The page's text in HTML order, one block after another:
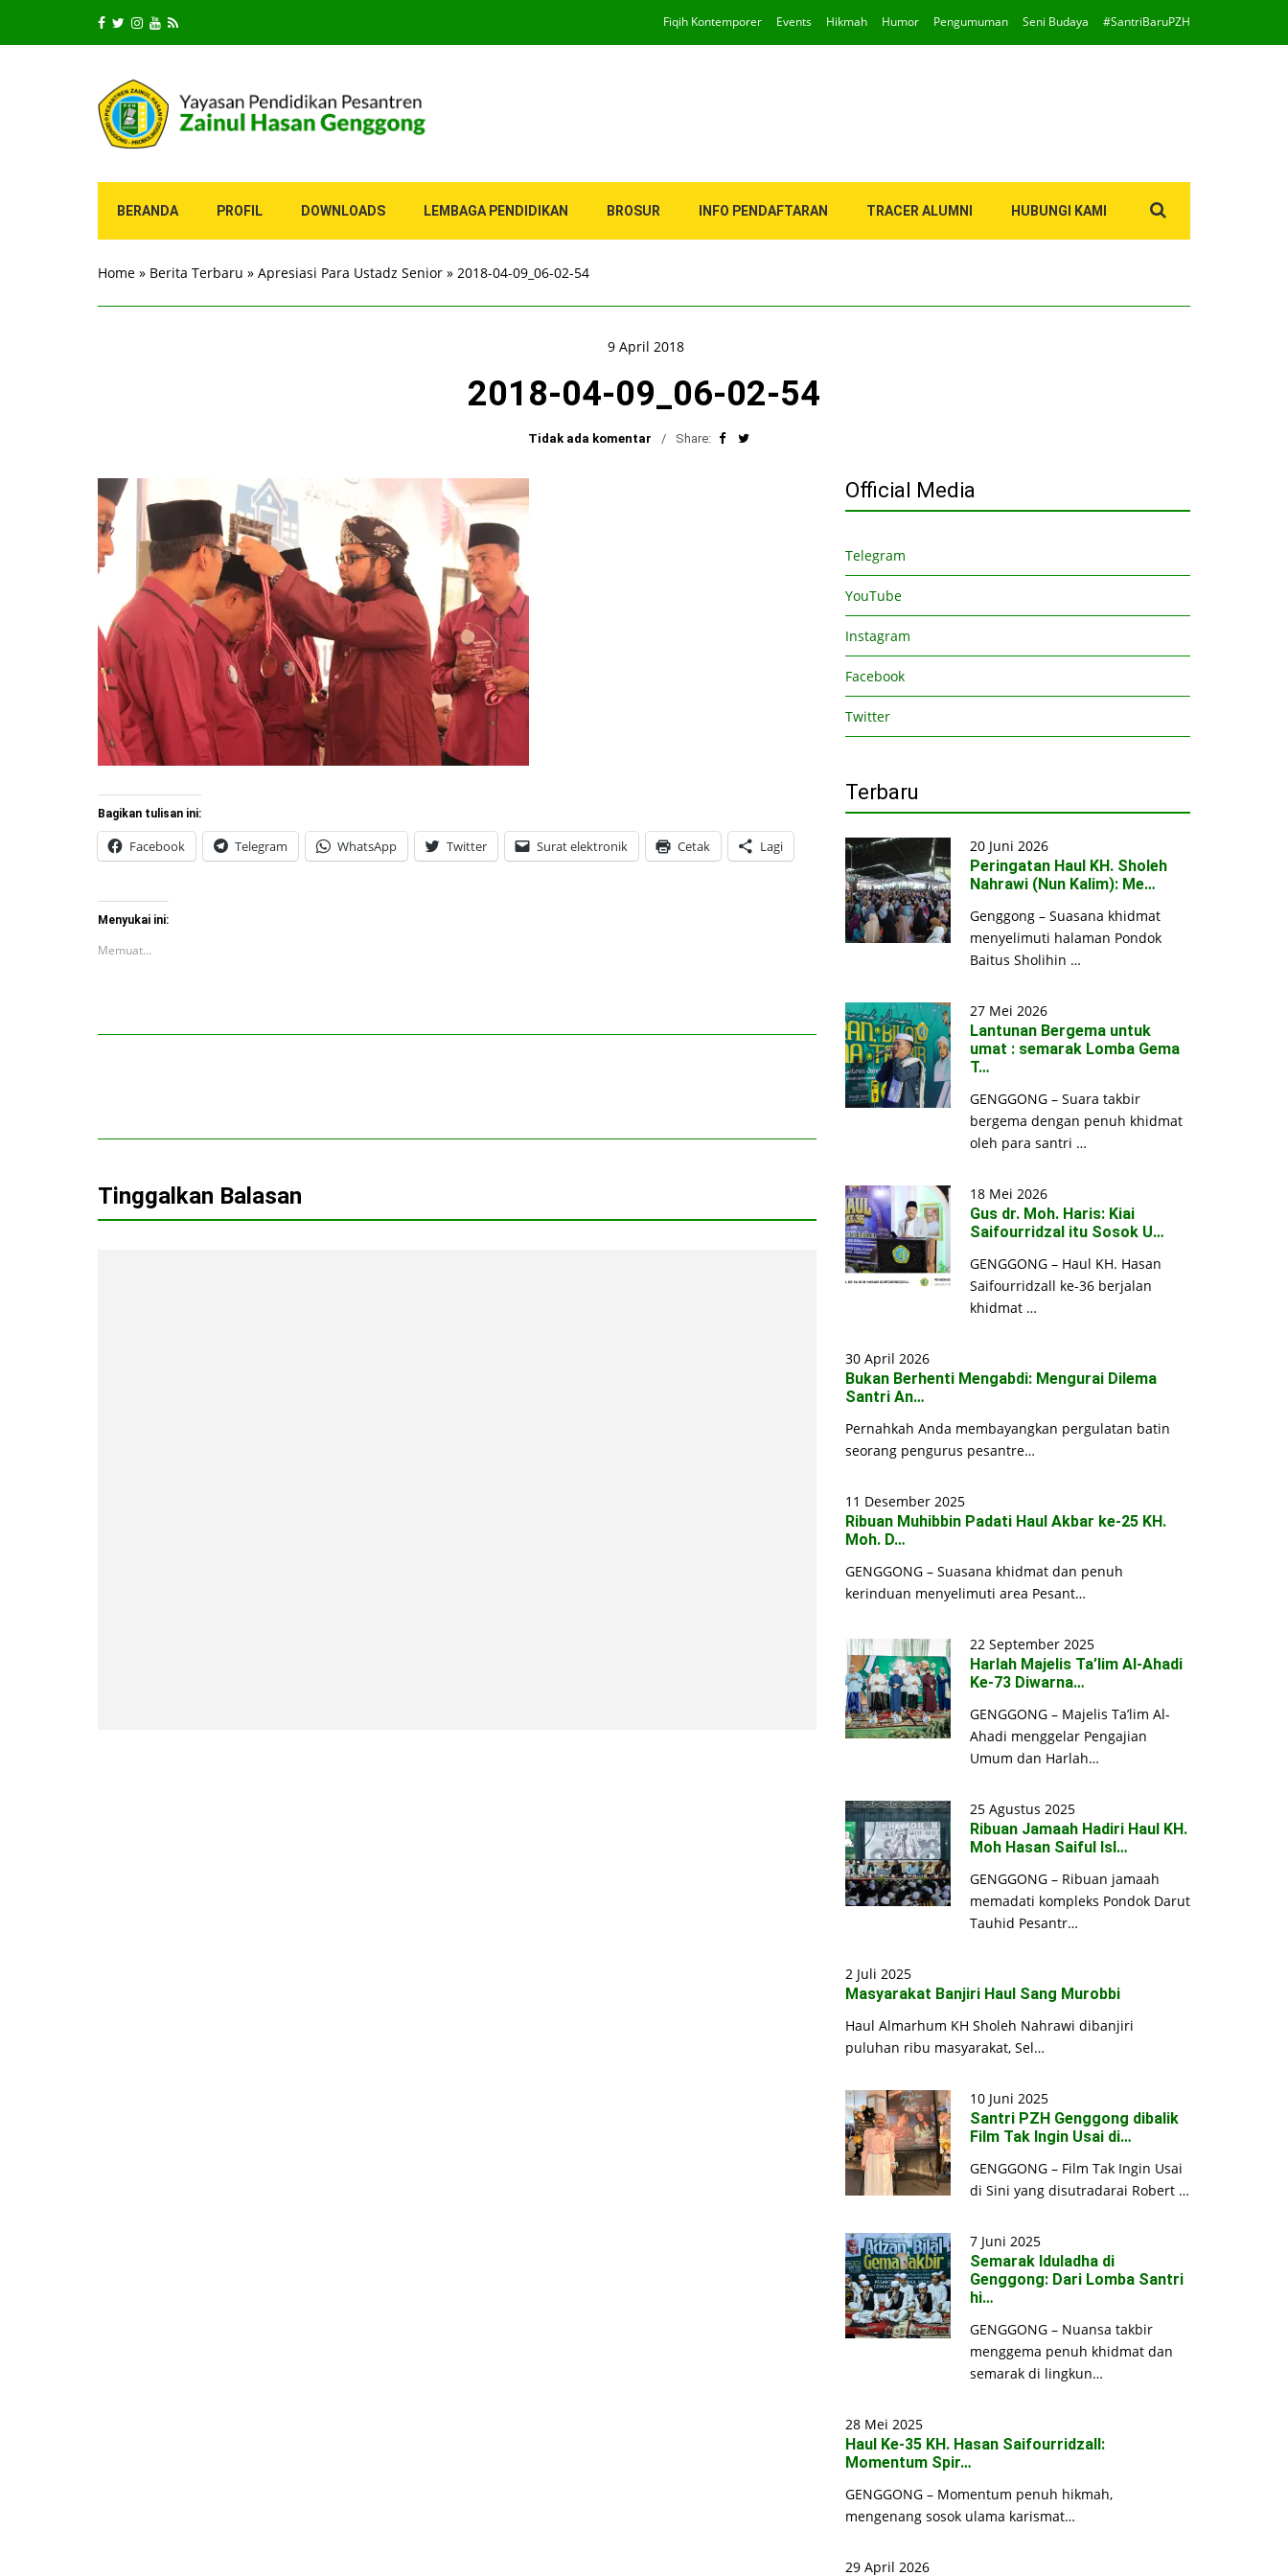
Fiqih Kontemporer Events Hikmah Humor Pengumuman Seni Budaya #SantriBaruPZH
BERANDA PROFIL DOWNLOADS LEMBAGA PENDIDIKAN BROSUR INFO PENDAFTARAN TRACER ALUMNI HUBUNGI KAMI
for:
Home » Berita Terbaru » Apresiasi Para Ustadz Senior » 2018-04-09_06-02-54
9 April 2018
2018-04-09_06-02-54
Tidak ada komentar Share:
Bagikan tulisan ini:
Facebook Telegram WhatsApp Twitter Surat elektronik Cetak Lagi
Menyukai ini:
Memuat...
Tinggalkan Balasan
Official Media
Telegram
YouTube
Instagram
Facebook
Twitter
Terbaru
20 Juni 2026
Peringatan Haul KH. Sholeh
Nahrawi (Nun Kalim): Me…
Genggong – Suasana khidmat
menyelimuti halaman Pondok
Baitus Sholihin …
27 Mei 2026
Lantunan Bergema untuk
umat : semarak Lomba Gema
T…
GENGGONG – Suara takbir
bergema dengan penuh khidmat
oleh para santri …
18 Mei 2026
Gus dr. Moh. Haris: Kiai
Saifourridzal itu Sosok U…
GENGGONG – Haul KH. Hasan
Saifourridzall ke-36 berjalan
khidmat …
30 April 2026
Bukan Berhenti Mengabdi: Mengurai Dilema
Santri An…
Pernahkah Anda membayangkan pergulatan batin
seorang pengurus pesantre…
11 Desember 2025
Ribuan Muhibbin Padati Haul Akbar ke-25 KH.
Moh. D…
GENGGONG – Suasana khidmat dan penuh
kerinduan menyelimuti area Pesant…
22 September 2025
Harlah Majelis Ta’lim Al-Ahadi
Ke-73 Diwarna…
GENGGONG – Majelis Ta’lim Al-
Ahadi menggelar Pengajian
Umum dan Harlah…
25 Agustus 2025
Ribuan Jamaah Hadiri Haul KH.
Moh Hasan Saiful Isl…
GENGGONG – Ribuan jamaah
memadati kompleks Pondok Darut
Tauhid Pesantr…
2 Juli 2025
Masyarakat Banjiri Haul Sang Murobbi
Haul Almarhum KH Sholeh Nahrawi dibanjiri
puluhan ribu masyarakat, Sel…
10 Juni 2025
Santri PZH Genggong dibalik
Film Tak Ingin Usai di…
GENGGONG – Film Tak Ingin Usai
di Sini yang disutradarai Robert …
7 Juni 2025
Semarak Iduladha di
Genggong: Dari Lomba Santri
hi…
GENGGONG – Nuansa takbir
menggema penuh khidmat dan
semarak di lingkun…
28 Mei 2025
Haul Ke-35 KH. Hasan Saifourridzall:
Momentum Spir…
GENGGONG – Momentum penuh hikmah,
mengenang sosok ulama karismat…
29 April 2026